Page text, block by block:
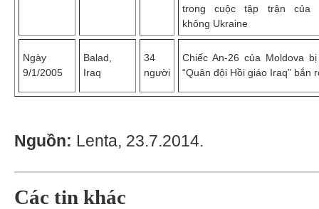
trong cuộc tập trận của
không Ukraine
Ngày
9/1/2005
Balad,
Iraq
34
người
Chiếc An-26 của Moldova
“Quân đội Hồi giáo Iraq” bắn
Nguồn: Lenta, 23.7.2014.
Các tin khác